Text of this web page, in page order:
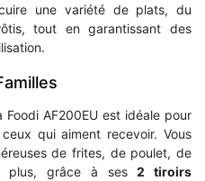
une variété de plats, du
tout en garantissant des
Foodi AF200EU est idéale pour
qui aiment recevoir. Vous
de frites, de poulet, de
plus, grâce à ses2 tiroirs